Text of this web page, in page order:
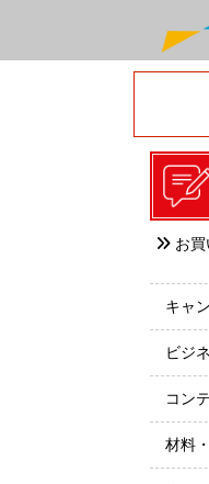
お
キャ
ビジ
コン
材料